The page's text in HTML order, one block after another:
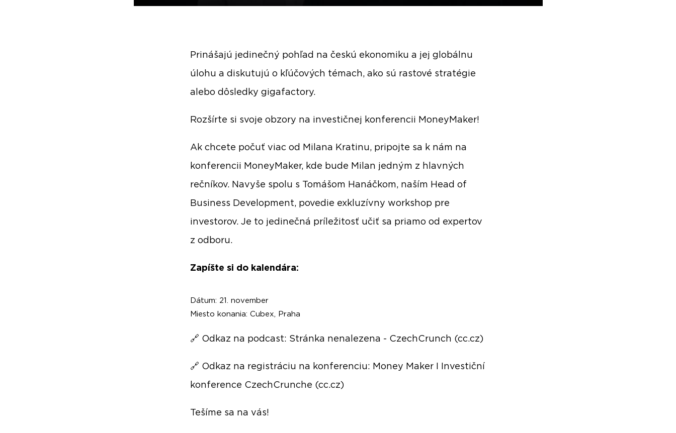
Prinášajú jedinečný pohľad na českú ekonomiku a jej globálnu
úlohu a diskutujú o kľúčových témach, ako sú rastové stratégie
alebo dôsledky gigafactory.
Rozšírte si svoje obzory na investičnej konferencii MoneyMaker!
Ak chcete počuť viac od Milana Kratinu, pripojte sa k nám na
konferencii MoneyMaker, kde bude Milan jedným z hlavných
rečníkov. Navyše spolu s Tomášom Hanáčkom, naším Head of
Business Development, povedie exkluzívny workshop pre
investorov. Je to jedinečná príležitosť učiť sa priamo od expertov
z odboru.
Zapíšte si do kalendára:
Dátum: 21. november
Miesto konania: Cubex, Praha
🔗 Odkaz na podcast: Stránka nenalezena - CzechCrunch (cc.cz)
🔗 Odkaz na registráciu na konferenciu: Money Maker I Investiční
konference CzechCrunche (cc.cz)
Tešíme sa na vás!